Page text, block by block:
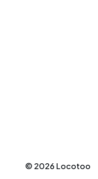
© 2026 Locotoo